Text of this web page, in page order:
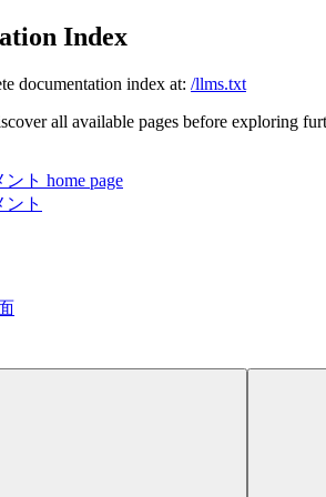
Index
documentation index at: /llms.txt
all available pages before exploring
ト home page
ト